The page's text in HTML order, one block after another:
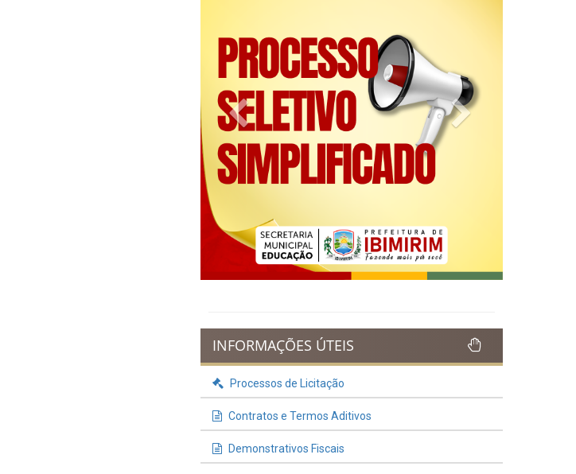
Previous Next
INFORMAÇÕES ÚTEIS
Processos de Licitação
Contratos e Termos Aditivos
Demonstrativos Fiscais